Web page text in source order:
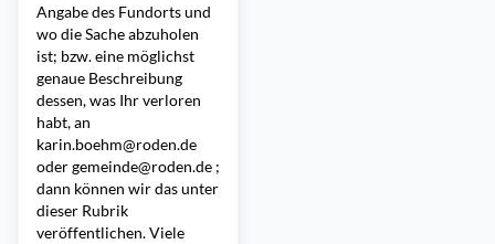
Angabe des Fundorts und
wo die Sache abzuholen
ist; bzw. eine möglichst
genaue Beschreibung
dessen, was Ihr verloren
habt, an
karin.boehm@roden.de
oder gemeinde@roden.de ;
dann können wir das unter
dieser Rubrik
veröffentlichen. Viele